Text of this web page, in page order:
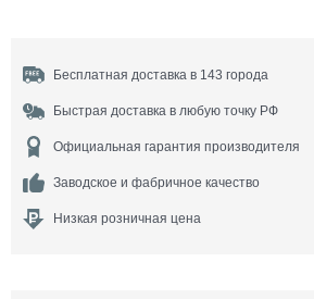
Бесплатная доставка в 143 города
Быстрая доставка в любую точку РФ
Официальная гарантия производителя
Заводское и фабричное качество
Низкая розничная цена